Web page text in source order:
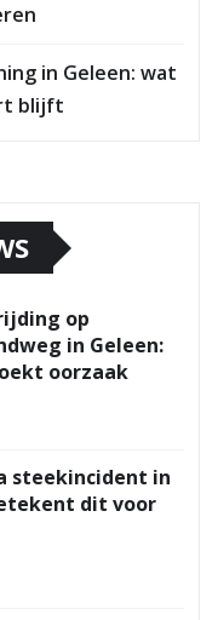
in Geleen: wat
blijft
op
in Geleen:
oorzaak
steekincident in
dit voor